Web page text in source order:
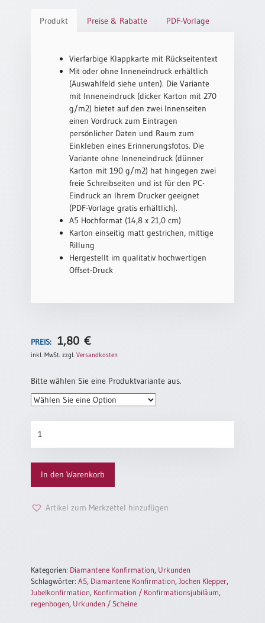
Abendmahlszulassung
Kirchen(wieder)eintritt
Neuerscheinungen
Sortimente
Hefte
Jahreslosung
Restbestände
Restbestände
Bücher
Broschüren
Produkt Preise & Rabatte PDF-Vorlage
Vierfarbige Klappkarte mit Rückseitentext
Mit oder ohne Inneneindruck erhältlich
(Auswahlfeld siehe unten). Die Variante
mit Inneneindruck (dicker Karton mit 270
g/m2) bietet auf den zwei Innenseiten
einen Vordruck zum Eintragen
persönlicher Daten und Raum zum
Einkleben eines Erinnerungsfotos. Die
Variante ohne Inneneindruck (dünner
Karton mit 190 g/m2) hat hingegen zwei
freie Schreibseiten und ist für den PC-
Eindruck an Ihrem Drucker geeignet
(PDF-Vorlage gratis erhältlich).
A5 Hochformat (14,8 x 21,0 cm)
Karton einseitig matt gestrichen, mittige
Rillung
Hergestellt im qualitativ hochwertigen
Offset-Druck
PREIS: 1,80€
inkl. MwSt. zzgl.Versandkosten
Bitte wählen Sie eine Produktvariante aus.
Konfirmation
„Regenbogen“
Menge
In den Warenkorb
Artikel zum Merkzettel hinzufügen
Kategorien: Diamantene Konfirmation, Urkunden
Schlagwörter:A5, Diamantene Konfirmation,Jochen Klepper,
Jubelkonfirmation, Konfirmation / Konfirmationsjubiläum,
regenbogen, Urkunden / Scheine